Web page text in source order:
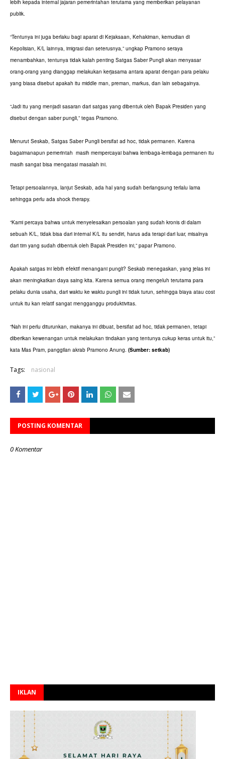
lebih kepada internal jajaran pemerintahan terutama yang memberikan pelayanan
publik.
“Tentunya ini juga berlaku bagi aparat di Kejaksaan, Kehakiman, kemudian di
Kepolisian, K/L lainnya, imigrasi dan seterusnya,” ungkap Pramono seraya
menambahkan, tentunya tidak kalah penting Satgas Saber Pungli akan menyasar
orang-orang yang dianggap melakukan kerjasama antara aparat dengan para pelaku
yang biasa disebut apakah itu middle man, preman, markus, dan lain sebagainya.
“Jadi itu yang menjadi sasaran dari satgas yang dibentuk oleh Bapak Presiden yang
disebut dengan saber pungli,” tegas Pramono.
Menurut Seskab, Satgas Saber Pungli bersifat ad hoc, tidak permanen. Karena
bagaimanapun pemerintah masih mempercayai bahwa lembaga-lembaga permanen itu
masih sangat bisa mengatasi masalah ini.
Tetapi persoalannya, lanjut Seskab, ada hal yang sudah berlangsung terlalu lama
sehingga perlu ada shock therapy.
“Kami percaya bahwa untuk menyelesaikan persoalan yang sudah kronis di dalam
sebuah K/L, tidak bisa dari internal K/L itu sendiri, harus ada terapi dari luar, misalnya
dari tim yang sudah dibentuk oleh Bapak Presiden ini,” papar Pramono.
Apakah satgas ini lebih efektif menangani pungli? Seskab menegaskan, yang jelas ini
akan meningkatkan daya saing kita. Karena semua orang mengeluh terutama para
pelaku dunia usaha, dari waktu ke waktu pungli ini tidak turun, sehingga biaya atau cost
untuk itu kan relatif sangat mengganggu produktivitas.
“Nah ini perlu diturunkan, makanya ini dibuat, bersifat ad hoc, tidak permanen, tetapi
diberikan kewenangan untuk melakukan tindakan yang tentunya cukup keras untuk itu,”
kata Mas Pram, panggilan akrab Pramono Anung. (Sumber: setkab)
Tags: nasional
POSTING KOMENTAR
0 Komentar
IKLAN